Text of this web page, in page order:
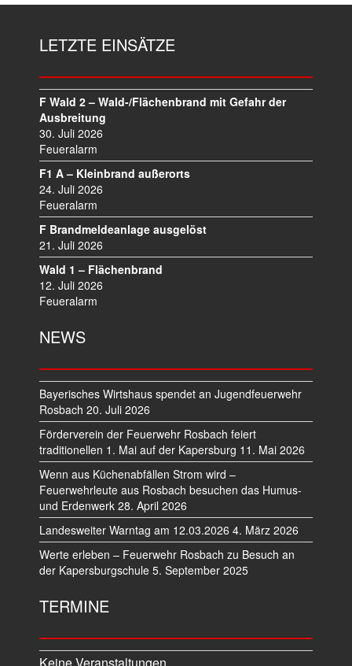
T
LETZTE EINSÄTZE
F Wald 2 – Wald-/Flächenbrand mit Gefahr der
Ausbreitung
30. Juli 2026
Feueralarm
F1 A – Kleinbrand außerorts
24. Juli 2026
Feueralarm
F Brandmeldeanlage ausgelöst
21. Juli 2026
Wald 1 – Flächenbrand
12. Juli 2026
Feueralarm
NEWS
Bayerisches Wirtshaus spendet an Jugendfeuerwehr
Rosbach 20. Juli 2026
Förderverein der Feuerwehr Rosbach feiert
traditionellen 1. Mai auf der Kapersburg 11. Mai 2026
Wenn aus Küchenabfällen Strom wird –
Feuerwehrleute aus Rosbach besuchen das Humus-
und Erdenwerk 28. April 2026
Landesweiter Warntag am 12.03.2026 4. März 2026
Werte erleben – Feuerwehr Rosbach zu Besuch an
der Kapersburgschule 5. September 2025
TERMINE
Keine Veranstaltungen